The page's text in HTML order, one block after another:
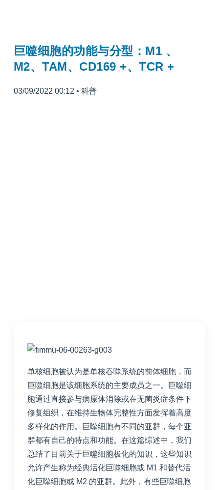
巨噬细胞的功能与分型：M1 、
M2、TAM、CD169 +、TCR +
03/09/2022 00:12 • 科普
单核细胞被认为是单核吞噬系统的前体细胞，而
巨噬细胞是该细胞系统的主要成员之一。巨噬细
胞通过直接参与病原体消除或在无菌炎症条件下
修复组织，在维持生物体完整性方面发挥着高度
多样化的作用。巨噬细胞有不同的亚群，每个亚
群都有自己的特点和功能。在这篇综述中，我们
总结了目前关于巨噬细胞极化的知识，这些知识
允许产生称为经典活化巨噬细胞或 M1 和替代活
化巨噬细胞或 M2 的亚群。此外，有些巨噬细胞